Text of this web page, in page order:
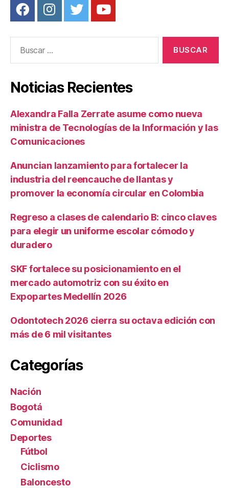
Noticias Recientes
Alexandra Falla Zerrate asume como nueva
ministra de Tecnologías de la Información y las
Comunicaciones
Anuncian lanzamiento para fortalecer la
industria del reencauche de llantas y
promover la economía circular en Colombia
Regreso a clases de calendario B: cinco claves
para elegir un uniforme escolar cómodo y
duradero
SKF fortalece su posicionamiento en el
mercado automotriz con su éxito en
Expopartes Medellín 2026
Odontotech 2026 cierra su octava edición con
más de 6 mil visitantes
Categorías
Nación
Bogotá
Comunidad
Deportes
Fútbol
Ciclismo
Baloncesto